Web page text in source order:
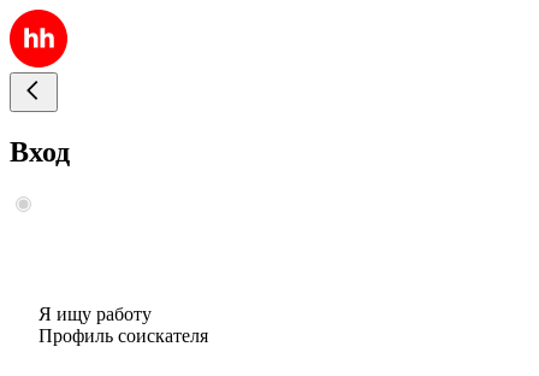
Вход
Я ищу работу
Профиль соискателя